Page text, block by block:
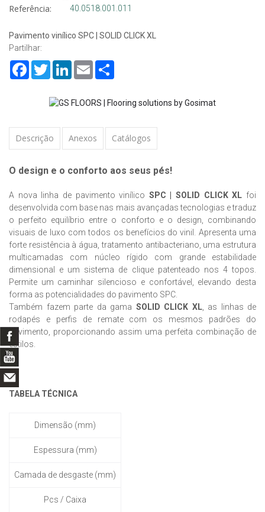
Referência: 40.0518.001.011
Pavimento vinílico SPC | SOLID CLICK XL
Partilhar:
FacebookTwitterLinkedInEmail
Descrição Anexos Catálogos
O design e o conforto aos seus pés!
A nova linha de pavimento vinílico SPC | SOLID CLICK XL foi
desenvolvida com base nas mais avançadas tecnologias e traduz
o perfeito equilíbrio entre o conforto e o design, combinando
visuais de luxo com todos os benefícios do vinil. Apresenta uma
forte resistência à água, tratamento antibacteriano, uma estrutura
multicamadas com núcleo rígido com grande estabilidade
dimensional e um sistema de clique patenteado nos 4 topos.
Permite um caminhar silencioso e confortável, elevando desta
forma as potencialidades do pavimento SPC.
Também fazem parte da gama SOLID CLICK XL, as linhas de
rodapés e perfis de remate com os mesmos padrões do
pavimento, proporcionando assim uma perfeita combinação de
estilos.
TABELA TÉCNICA
Dimensão (mm)
Espessura (mm)
Camada de desgaste (mm)
Pcs / Caixa